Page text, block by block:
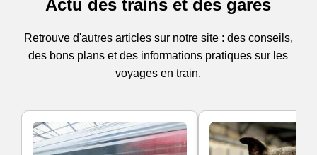
Actu des trains et des gares
Retrouve d'autres articles sur notre site : des conseils,
des bons plans et des informations pratiques sur les
voyages en train.